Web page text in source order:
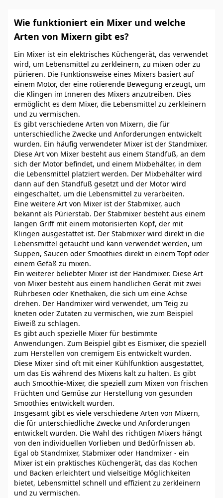
Wie funktioniert ein Mixer und welche
Arten von Mixern gibt es?
Ein Mixer ist ein elektrisches Küchengerät, das verwendet
wird, um Lebensmittel zu zerkleinern, zu mixen oder zu
pürieren. Die Funktionsweise eines Mixers basiert auf
einem Motor, der eine rotierende Bewegung erzeugt, um
die Klingen im Inneren des Mixers anzutreiben. Dies
ermöglicht es dem Mixer, die Lebensmittel zu zerkleinern
und zu vermischen.
Es gibt verschiedene Arten von Mixern, die für
unterschiedliche Zwecke und Anforderungen entwickelt
wurden. Ein häufig verwendeter Mixer ist der Standmixer.
Diese Art von Mixer besteht aus einem Standfuß, an dem
sich der Motor befindet, und einem Mixbehälter, in dem
die Lebensmittel platziert werden. Der Mixbehälter wird
dann auf den Standfuß gesetzt und der Motor wird
eingeschaltet, um die Lebensmittel zu verarbeiten.
Eine weitere Art von Mixer ist der Stabmixer, auch
bekannt als Pürierstab. Der Stabmixer besteht aus einem
langen Griff mit einem motorisierten Kopf, der mit
Klingen ausgestattet ist. Der Stabmixer wird direkt in die
Lebensmittel getaucht und kann verwendet werden, um
Suppen, Saucen oder Smoothies direkt in einem Topf oder
einem Gefäß zu mixen.
Ein weiterer beliebter Mixer ist der Handmixer. Diese Art
von Mixer besteht aus einem handlichen Gerät mit zwei
Rührbesen oder Knethaken, die sich um eine Achse
drehen. Der Handmixer wird verwendet, um Teig zu
kneten oder Zutaten zu vermischen, wie zum Beispiel
Eiweiß zu schlagen.
Es gibt auch spezielle Mixer für bestimmte
Anwendungen. Zum Beispiel gibt es Eismixer, die speziell
zum Herstellen von cremigem Eis entwickelt wurden.
Diese Mixer sind oft mit einer Kühlfunktion ausgestattet,
um das Eis während des Mixens kalt zu halten. Es gibt
auch Smoothie-Mixer, die speziell zum Mixen von frischen
Früchten und Gemüse zur Herstellung von gesunden
Smoothies entwickelt wurden.
Insgesamt gibt es viele verschiedene Arten von Mixern,
die für unterschiedliche Zwecke und Anforderungen
entwickelt wurden. Die Wahl des richtigen Mixers hängt
von den individuellen Vorlieben und Bedürfnissen ab.
Egal ob Standmixer, Stabmixer oder Handmixer - ein
Mixer ist ein praktisches Küchengerät, das das Kochen
und Backen erleichtert und vielseitige Möglichkeiten
bietet, Lebensmittel schnell und effizient zu zerkleinern
und zu vermischen.